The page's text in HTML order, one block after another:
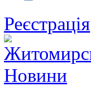
Реєстрація